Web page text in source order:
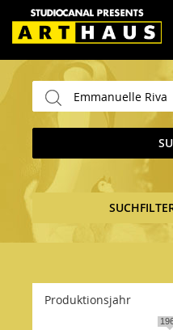
Produktionsjahr